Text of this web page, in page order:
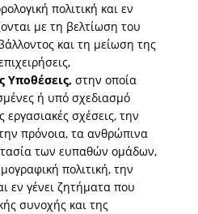
πολιτική και εν
με τη βελτίωση του
και τη μείωση της
Υποθέσεις, στην οποία
ή υπό σχεδιασμό
εργασιακές σχέσεις, την
πρόνοια, τα ανθρώπινα
των ευπαθών ομάδων,
πολιτική, την
εν γένει ζητήματα που
συνοχής και της